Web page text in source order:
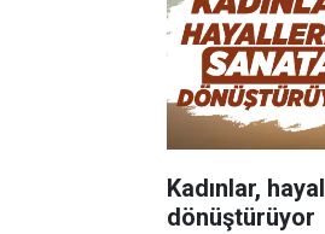
Kadınlar,
dönüştürüyor